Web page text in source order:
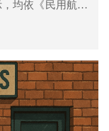
均依《民用航空